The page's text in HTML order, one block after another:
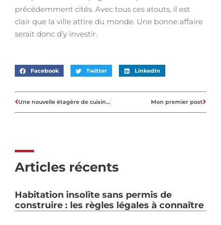
précédemment cités. Avec tous ces atouts, il est
clair que la ville attire du monde. Une bonne affaire
serait donc d’y investir.
Facebook Twitter LinkedIn
Une nouvelle étagère de cuisine ! Mon premier post
Articles récents
Habitation insolite sans permis de
construire : les règles légales à connaître